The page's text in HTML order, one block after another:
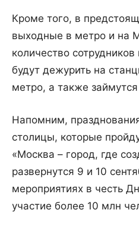
Кроме того, в
выходные в метро и на
количество
будут дежурить на
метро, а также
Напомним,
столицы, которые
«Москва – город, где
развернутся 9 и 10
мероприятиях в честь
участие более 10 млн